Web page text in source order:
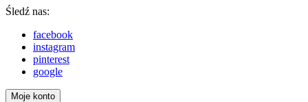
Śledź nas:
facebook
instagram
pinterest
google
Moje konto